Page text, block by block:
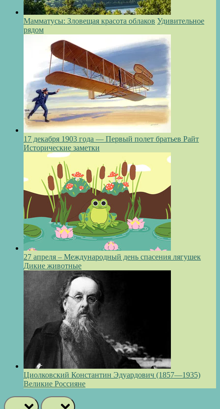
Мамматусы: Зловещая красота облаков Удивительное
рядом
17 декабря 1903 года — Первый полет братьев Райт
Исторические заметки
27 апреля – Международный день спасения лягушек
Дикие животные
Циолковский Константин Эдуардович (1857—1935)
Великие Россияне